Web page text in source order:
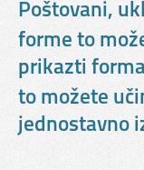
Poštovani,
forme to
prikazti
to možete
jednostavno